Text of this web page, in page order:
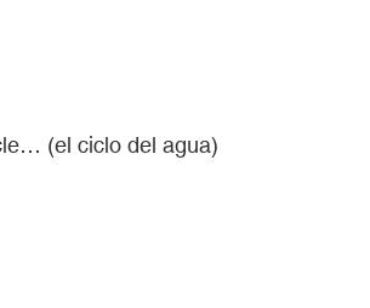
(el ciclo del agua)